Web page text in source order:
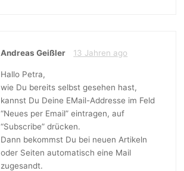
Andreas Geißler 13 Jahren ago
Hallo Petra,
wie Du bereits selbst gesehen hast,
kannst Du Deine EMail-Addresse im Feld
“Neues per Email” eintragen, auf
“Subscribe” drücken.
Dann bekommst Du bei neuen Artikeln
oder Seiten automatisch eine Mail
zugesandt.